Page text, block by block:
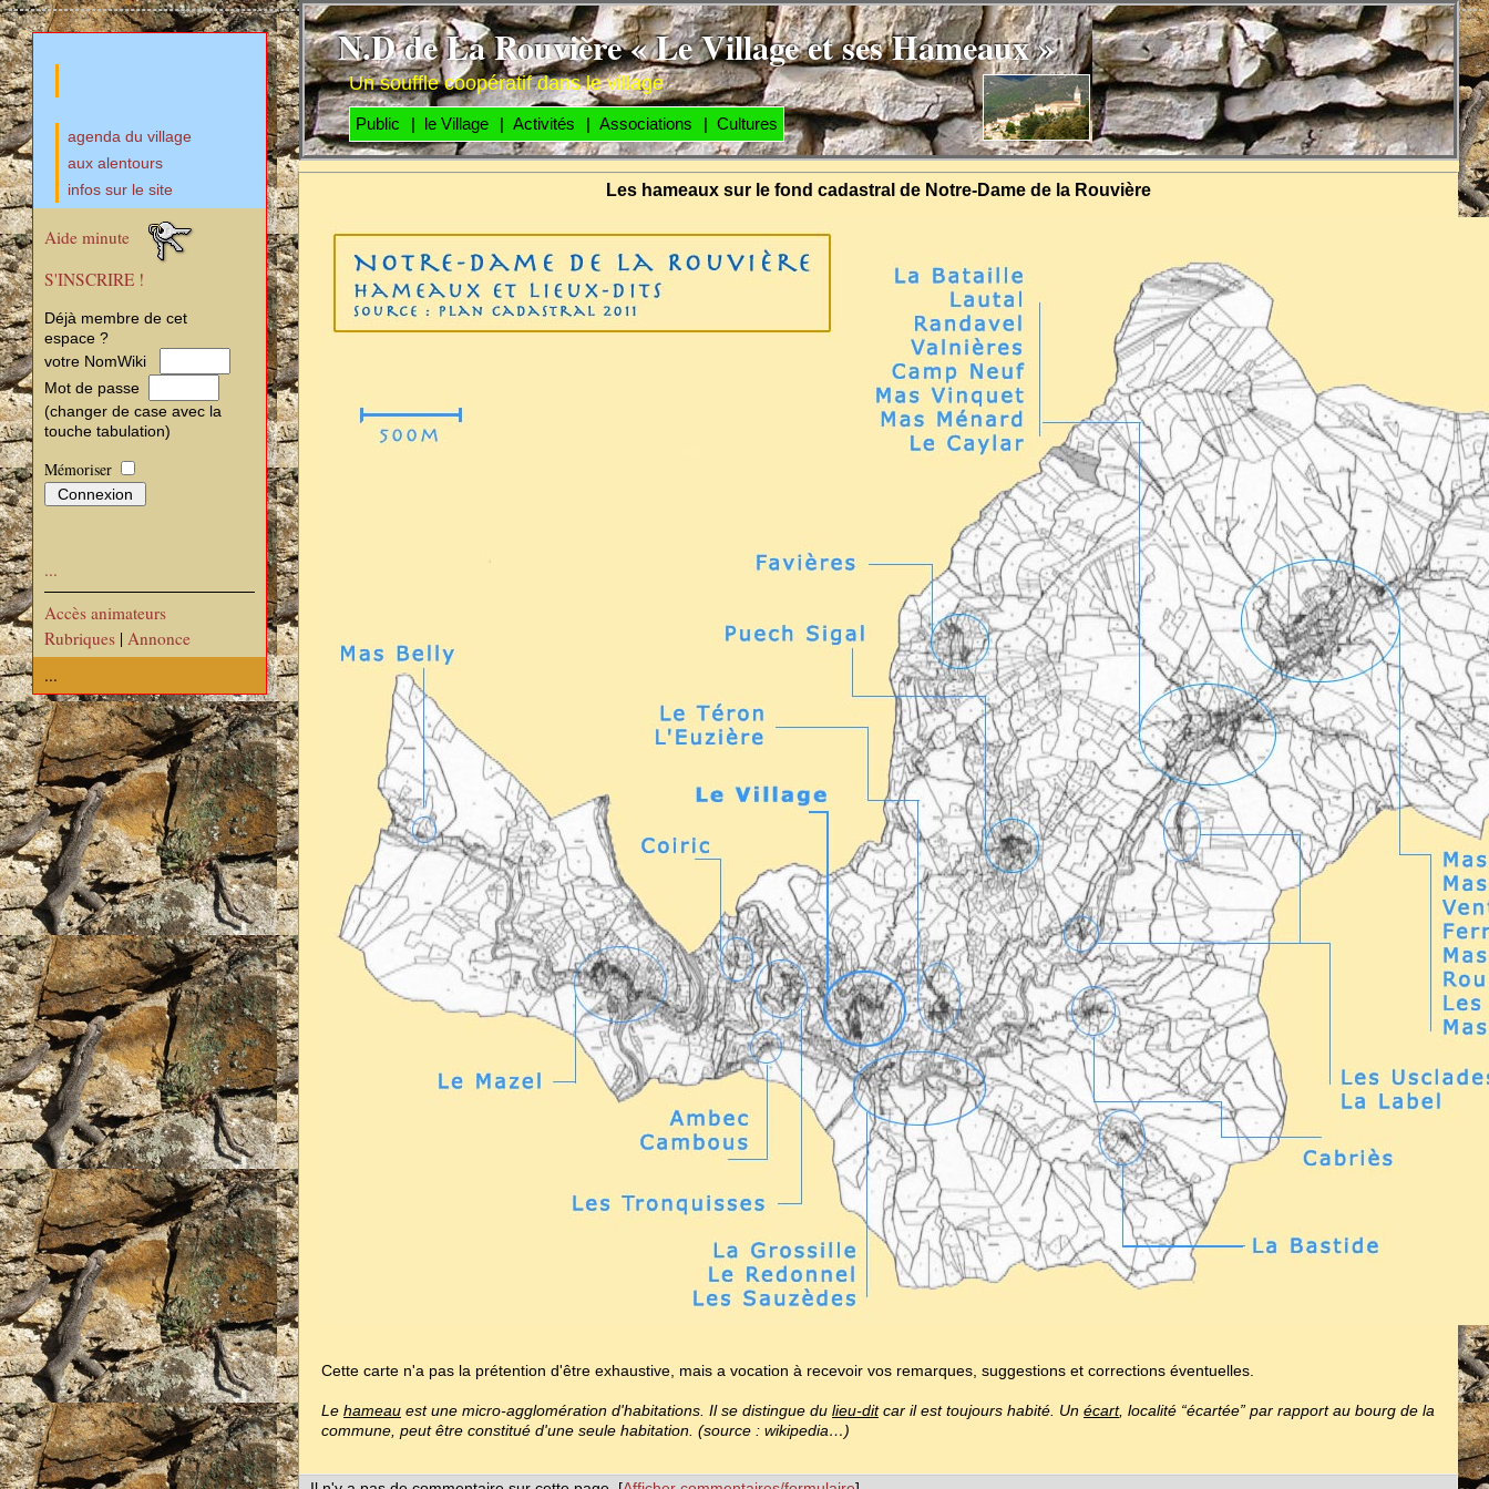
N.D de La Rouvière « Le Village et ses Hameaux »
Un souffle coopératif dans le village
Public | le Village | Activités | Associations | Cultures
agenda du village
aux alentours
infos sur le site
Aide minute
S'INSCRIRE !
Déjà membre de cet
espace ?
votre NomWiki
Mot de passe
(changer de case avec la
touche tabulation)
Mémoriser
...
Accès animateurs
Rubriques | Annonce
...
Les hameaux sur le fond cadastral de Notre-Dame de la Rouvière
Cette carte n'a pas la prétention d'être exhaustive, mais a vocation à recevoir vos remarques, suggestions et corrections éventuelles.
Le hameau est une micro-agglomération d'habitations. Il se distingue du lieu-ditcar il est toujours habité. Un écart, localité “écartée” par rapport au bourg de la
commune, peut être constitué d'une seule habitation. (source : wikipedia…)